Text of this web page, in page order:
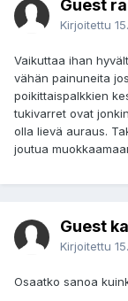
Guest
Kirjoitettu
Vaikuttaa ihan
vähän painuneita
poikittaispalkkien
tukivarret ovat
olla lievä auraus.
joutua
Guest
Kirjoitettu
Osaatko sanoa